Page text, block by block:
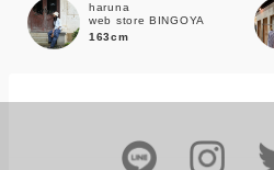
haruna
web store BINGOYA
163cm